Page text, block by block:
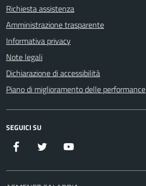
Richiesta assistenza
Amministrazione trasparente
Informativa privacy
Note legali
Dichiarazione di accessibilità
Piano di miglioramento delle performance
SEGUICI SU
Facebook Twitter